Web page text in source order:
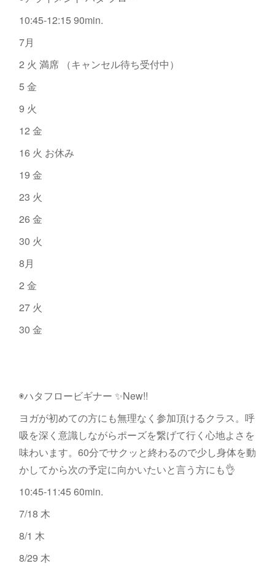
10:45-12:15 90min.
7月
2 火 満席 （キャンセル待ち受付中）
5 金
9 火
12 金
16 火 お休み
19 金
23 火
26 金
30 火
8月
2 金
27 火
30 金
◉ハタフロービギナー ✨New!!
ヨガが初めての方にも無理なく参加頂けるクラス。呼
吸を深く意識しながらポーズを繋げて行く心地よさを
味わいます。60分でサクッと終わるので少し身体を動
かしてから次の予定に向かいたいと言う方にも👌
10:45-11:45 60min.
7/18 木
8/1 木
8/29 木